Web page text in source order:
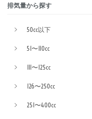
排気量から探す
50cc以下
51〜110cc
111〜125cc
126〜250cc
251〜400cc